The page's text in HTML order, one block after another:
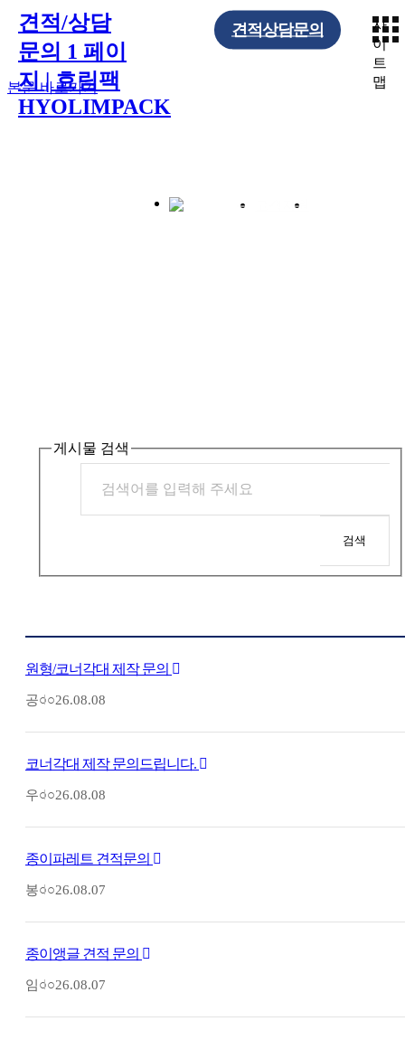
견적/상담 문의 1 페이지
본문 바로가기
견적/상담
문의 1 페이
지 | 효림팩
HYOLIMPACK
견적상담문의
사
이
트
맵
고객지원
게시물 검색
검색
원형/코너각대 제작 문의
공○○26.08.08
코너각대 제작 문의드립니다.
우○○26.08.08
종이파레트 견적문의
봉○○26.08.07
종이앵글 견적 문의
임○○26.08.07